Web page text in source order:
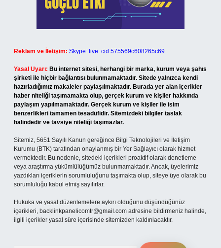
Reklam ve İletişim: Skype: live:.cid.575569c608265c69
Yasal Uyarı: Bu internet sitesi, herhangi bir marka, kurum veya şahıs
şirketi ile hiçbir bağlantısı bulunmamaktadır. Sitede yalnızca kendi
hazırladığımız makaleler paylaşılmaktadır. Burada yer alan içerikler
haber niteliği taşımamakta olup, gerçek kurum ve kişiler hakkında
paylaşım yapılmamaktadır. Gerçek kurum ve kişiler ile isim
benzerlikleri tamamen tesadüfidir. Sitemizdeki bilgiler taslak
halindedir ve tavsiye niteliği taşımazlar.
Sitemiz, 5651 Sayılı Kanun gereğince Bilgi Teknolojileri ve İletişim
Kurumu (BTK) tarafından onaylanmış bir Yer Sağlayıcı olarak hizmet
vermektedir. Bu nedenle, sitedeki içerikleri proaktif olarak denetleme
veya araştırma yükümlülüğümüz bulunmamaktadır. Ancak, üyelerimiz
yazdıkları içeriklerin sorumluluğunu taşımakta olup, siteye üye olarak bu
sorumluluğu kabul etmiş sayılırlar.
Hukuka ve yasal düzenlemelere aykırı olduğunu düşündüğünüz
içerikleri, backlinkpanelicomtr@gmail.com adresine bildirmeniz halinde,
ilgili içerikler yasal süre içerisinde sitemizden kaldırılacaktır.